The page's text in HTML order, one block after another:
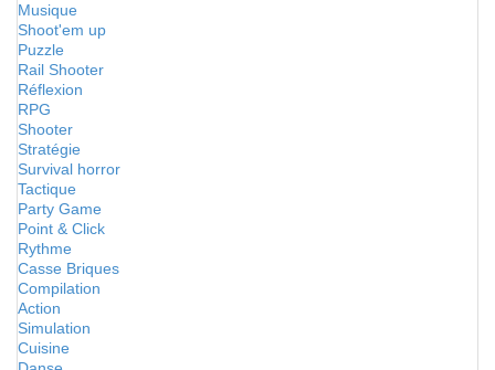
Musique
Shoot'em up
Puzzle
Rail Shooter
Réflexion
RPG
Shooter
Stratégie
Survival horror
Tactique
Party Game
Point & Click
Rythme
Casse Briques
Compilation
Action
Simulation
Cuisine